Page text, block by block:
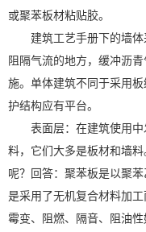
或聚苯板材粘贴胶。
建筑工艺手册下的墙
阻隔气流的地方，缓冲沥
施。单体建筑不同于采用
护结构应有平台。
表面层：在建筑使用
料，它们大多是板材和墙
呢？回答：聚苯板是以聚
是采用了无机复合材料加
霉变、阻燃、隔音、阻油性